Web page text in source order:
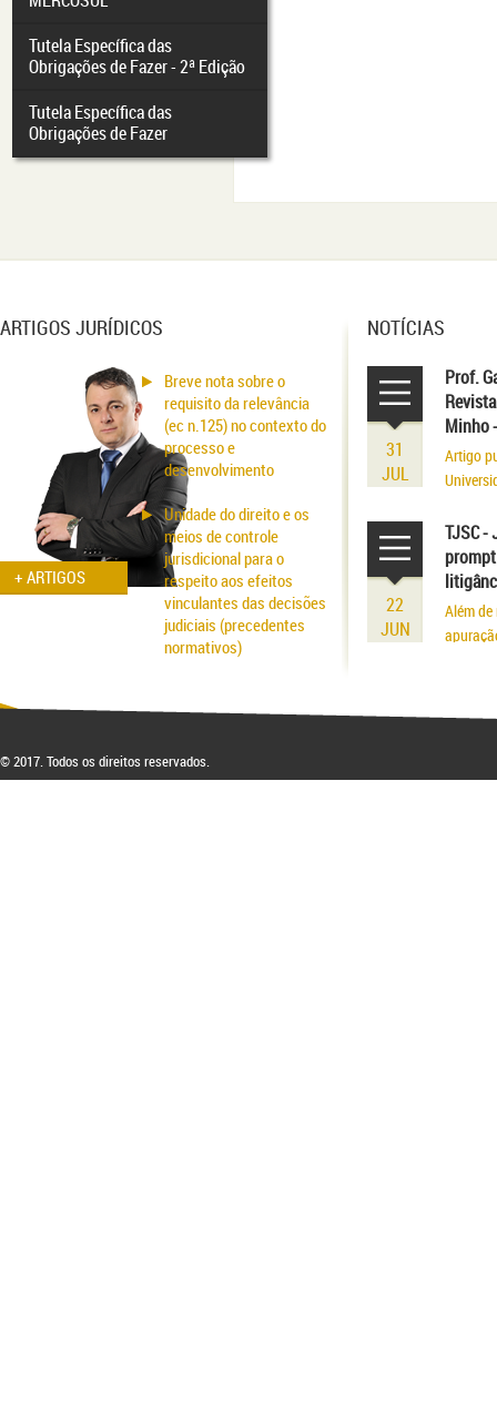
Tutela Específica das
Obrigações de Fazer - 2ª Edição
Tutela Específica das
Obrigações de Fazer
ARTIGOS JURÍDICOS
+ ARTIGOS
Breve nota sobre o
requisito da relevância
(ec n.125) no contexto do
processo e
desenvolvimento
Unidade do direito e os
meios de controle
jurisdicional para o
respeito aos efeitos
vinculantes das decisões
judiciais (precedentes
normativos)
fraude patrimonial: da
respectiva blindagem
NOTÍCIAS
31
JUL
Prof.
Minho
Artigo
22
JUN
TJSC -
Além
© 2017. Todos os direitos reservados.